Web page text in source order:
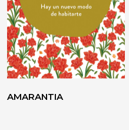
AMARANTIA